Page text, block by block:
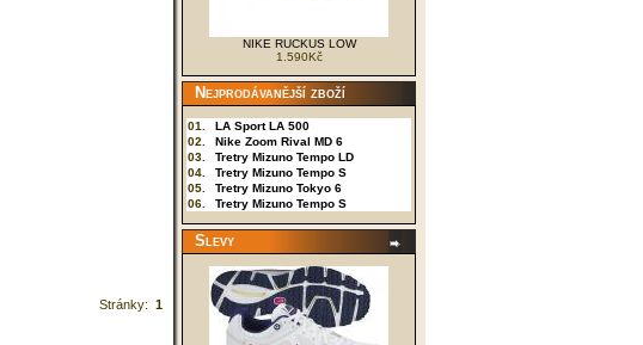
Stránky: 1
NIKE RUCKUS LOW
1.590Kč
Nejprodávanější zboží
01.
LA Sport LA 500
02.
Nike Zoom Rival MD 6
03.
Tretry Mizuno Tempo LD
04.
Tretry Mizuno Tempo S
05.
Tretry Mizuno Tokyo 6
06.
Tretry Mizuno Tempo S
Slevy